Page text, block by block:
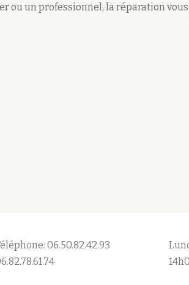
ou un professionnel, la réparation
06.50.82.42.93